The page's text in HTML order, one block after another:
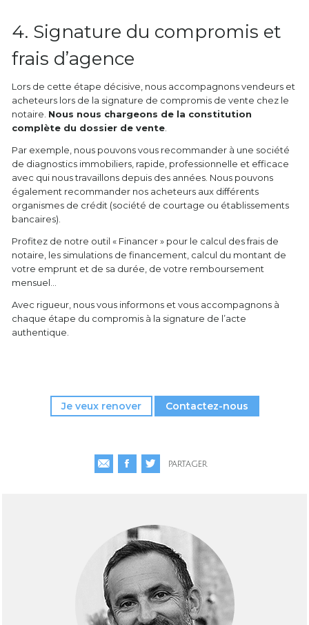
4. Signature du compromis et
frais d’agence
Lors de cette étape décisive, nous accompagnons vendeurs et
acheteurs lors de la signature de compromis de vente chez le
notaire. Nous nous chargeons de la constitution
complète du dossier de vente
Par exemple, nous pouvons vous recommander à une société
de diagnostics immobiliers, rapide, professionnelle et efficace
avec qui nous travaillons depuis des années. Nous pouvons
également recommander nos acheteurs aux différents
organismes de crédit (société de courtage ou établissements
bancaires).
Profitez de notre outil « Financer » pour le calcul des frais de
notaire, les simulations de financement, calcul du montant de
votre emprunt et de sa durée, de votre remboursement
mensuel…
Avec rigueur, nous vous informons et vous accompagnons à
chaque étape du compromis à la signature de l’acte
authentique.
Je veux renover Contactez-nous
PARTAGER